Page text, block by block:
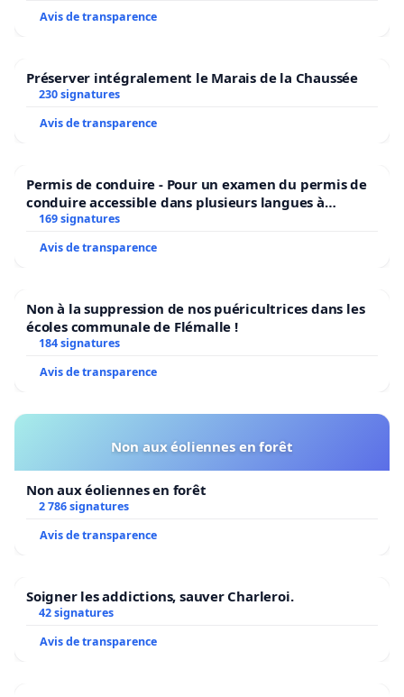
Avis de transparence
Préserver intégralement le Marais de la Chaussée
230 signatures
Avis de transparence
Permis de conduire - Pour un examen du permis de
conduire accessible dans plusieurs langues à
Bruxelles
169 signatures
Avis de transparence
Non à la suppression de nos puéricultrices dans les
écoles communale de Flémalle !
184 signatures
Avis de transparence
Non aux éoliennes en forêt
Non aux éoliennes en forêt
2 786 signatures
Avis de transparence
Soigner les addictions, sauver Charleroi.
42 signatures
Avis de transparence